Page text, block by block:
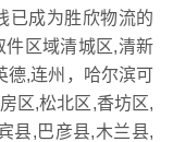
已成为胜欣物流的
件区域清城区,清新
德,连州，哈尔滨可
区,松北区,香坊区,
县,巴彦县,木兰县,